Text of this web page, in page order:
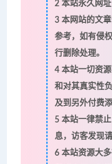
2本站永久网址
3本网站的文章
参考，如有侵
行删除处理。
4本站一切资源
和对其真实性
及到另外付费
5本站一律禁止
息，访客发现
6本站资源大多